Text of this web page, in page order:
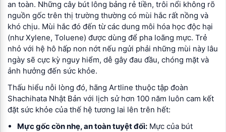
an toàn. Những cây bút lông bảng rẻ tiền, trôi nổi không rõ
nguồn gốc trên thị trường thường có mùi hắc rất nồng và
khó chịu. Mùi hắc đó đến từ các dung môi hóa học độc hại
(như Xylene, Toluene) được dùng để pha loãng mực. Trẻ
nhỏ với hệ hô hấp non nớt nếu ngửi phải những mùi này lâu
ngày sẽ cực kỳ nguy hiểm, dễ gây đau đầu, chóng mặt và
ảnh hưởng đến sức khỏe.
Thấu hiểu nỗi lòng đó, hãng Artline thuộc tập đoàn
Shachihata Nhật Bản với lịch sử hơn 100 năm luôn cam kết
đặt sức khỏe của thế hệ tương lai lên trên hết:
Mực gốc cồn nhẹ, an toàn tuyệt đối:Mực của bút